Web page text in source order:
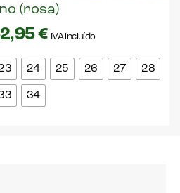
(rosa)
€ IVA incluído
24 25 26 27 28
34